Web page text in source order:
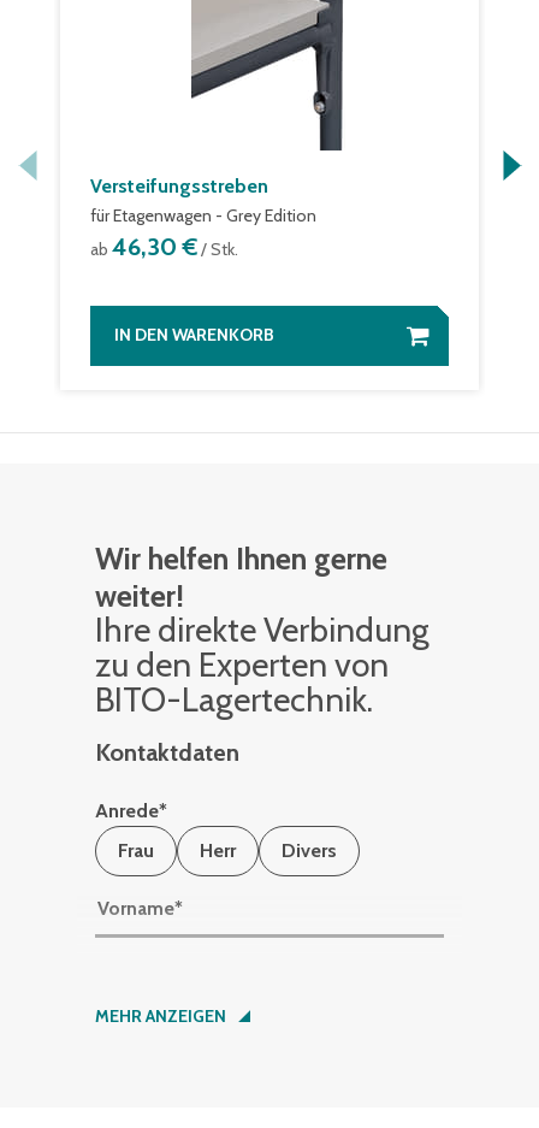
Versteifungsstreben
für Etagenwagen - Grey Edition
ab 46,30 €/ Stk.
IN DEN WARENKORB
Wir helfen Ihnen gerne
weiter!
Ihre di­rek­te Ver­bin­dung
zu den Ex­per­ten von
BITO-La­ger­tech­nik.
Kontaktdaten
Anrede*
Frau
Herr Divers
Vorname*
Nachname*
MEHR ANZEIGEN